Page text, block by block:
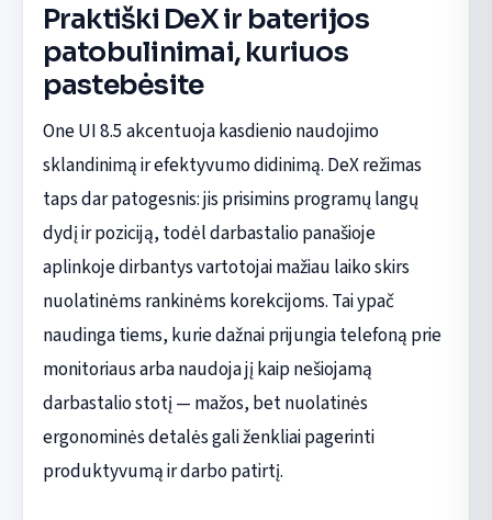
Praktiški DeX ir baterijos
patobulinimai, kuriuos
pastebėsite
One UI 8.5 akcentuoja kasdienio naudojimo
sklandinimą ir efektyvumo didinimą. DeX režimas
taps dar patogesnis: jis prisimins programų langų
dydį ir poziciją, todėl darbastalio panašioje
aplinkoje dirbantys vartotojai mažiau laiko skirs
nuolatinėms rankinėms korekcijoms. Tai ypač
naudinga tiems, kurie dažnai prijungia telefoną prie
monitoriaus arba naudoja jį kaip nešiojamą
darbastalio stotį — mažos, bet nuolatinės
ergonominės detalės gali ženkliai pagerinti
produktyvumą ir darbo patirtį.